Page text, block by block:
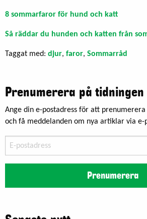
8 sommarfaror för hund och katt
Så räddar du hunden och katten från
Taggat med: djur, faror, Sommarråd
Prenumerera på
Ange din e-postadress för att
och få meddelanden om nya artiklar via e-
postadress
Prenumerera